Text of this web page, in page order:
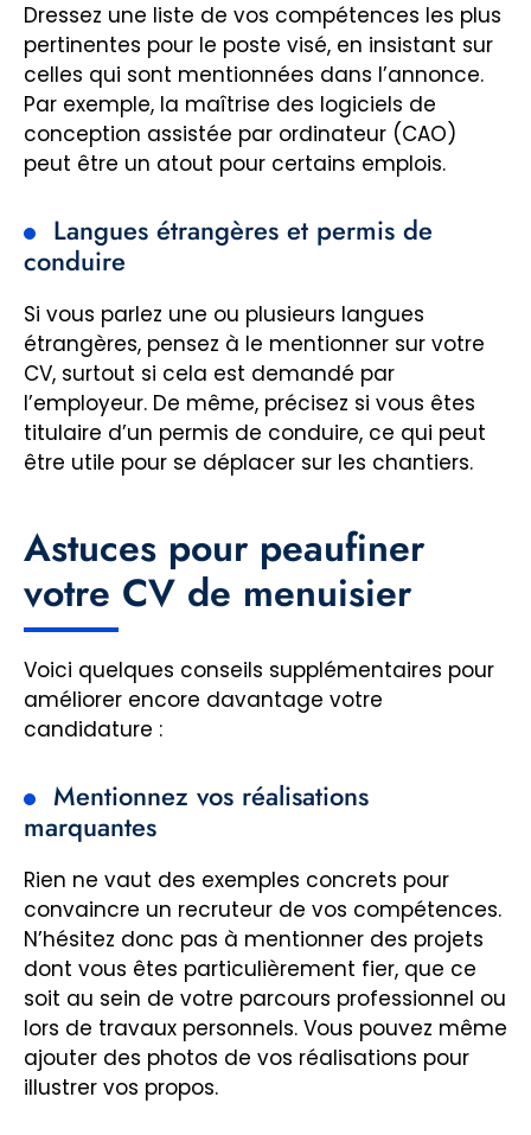
Dressez une liste de vos compétences les plus
pertinentes pour le poste visé, en insistant sur
celles qui sont mentionnées dans l’annonce.
Par exemple, la maîtrise des logiciels de
conception assistée par ordinateur (CAO)
peut être un atout pour certains emplois.
Langues étrangères et permis de
conduire
Si vous parlez une ou plusieurs langues
étrangères, pensez à le mentionner sur votre
CV, surtout si cela est demandé par
l’employeur. De même, précisez si vous êtes
titulaire d’un permis de conduire, ce qui peut
être utile pour se déplacer sur les chantiers.
Astuces pour peaufiner
votre CV de menuisier
Voici quelques conseils supplémentaires pour
améliorer encore davantage votre
candidature :
Mentionnez vos réalisations
marquantes
Rien ne vaut des exemples concrets pour
convaincre un recruteur de vos compétences.
N’hésitez donc pas à mentionner des projets
dont vous êtes particulièrement fier, que ce
soit au sein de votre parcours professionnel ou
lors de travaux personnels. Vous pouvez même
ajouter des photos de vos réalisations pour
illustrer vos propos.